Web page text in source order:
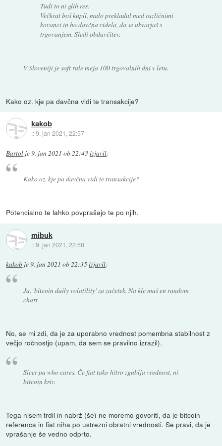
Tudi to ni glih res.
Večkrat boš kupil, malo prekladal med različnimi
kovanci in bo davčna videla, da se ukvarjaš s
trgovanjem. Sledi obdavčitev.
V Sloveniji je soft rule meja 100 trgovalnih dni v letu.
Kako oz. kje pa davčna vidi te transakcije?
kakob
::9. jan 2021, 22:57
Bartol je9. jan 2021 ob 22:43izjavil:
Kako oz. kje pa davčna vidi te transakcije?
Potencialno te lahko povprašajo te po njih.
mibuk
::9. jan 2021, 22:58
kakob je9. jan 2021 ob 22:35izjavil:
Ja, 'bitcoin daily volatility' za začetek. Na kle maš en random
chart
No, se mi zdi, da je za uporabno vrednost pomembna stabilnost z
večjo ročnostjo (upam, da sem se pravilno izrazil).
Sicer pa who cares. Če fiat tako hitro zgublja vrednost, ni
bitcoin kriv.
Tega nisem trdil in nabrž (še) ne moremo govoriti, da je bitcoin
referenca in fiat niha po ustrezni obratni vrednosti. Se pravi, da je
vprašanje še vedno odprto.